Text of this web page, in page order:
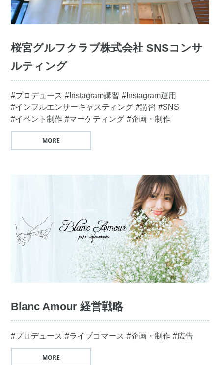
桜宮グルフクラブ株式会社 SNSコンサ
ルティング
#プロデュース #Instagram講習 #Instagram運用
#インフルエンサーキャスティング #講習 #SNS
#イベント制作 #マーケティング #企画・制作
MORE
Blanc Amour 経営戦略
#プロデュース #ライブコマース #企画・制作 #広告
MORE